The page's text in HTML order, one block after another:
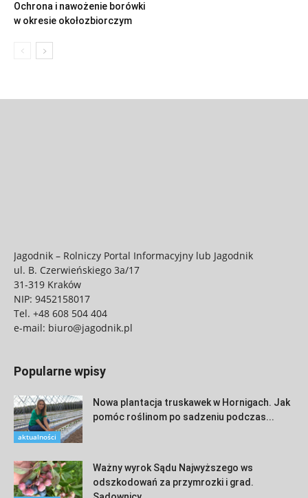
Ochrona i nawożenie borówki
w okresie okołozbiorczym
Jagodnik – Rolniczy Portal Informacyjny lub Jagodnik
ul. B. Czerwieńskiego 3a/17
31-319 Kraków
NIP: 9452158017
Tel. +48 608 504 404
e-mail: biuro@jagodnik.pl
Popularne wpisy
aktualności
Nowa plantacja truskawek w Hornigach. Jak
pomóc roślinom po sadzeniu podczas...
Ważny wyrok Sądu Najwyższego ws
odszkodowań za przymrozki i grad.